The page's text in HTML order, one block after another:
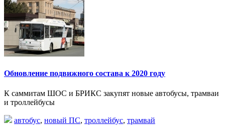
Обновление подвижного состава к 2020 году
К саммитам ШОС и БРИКС закупят новые автобусы, трамваи
и троллейбусы
автобус, новый ПС, троллейбус, трамвай